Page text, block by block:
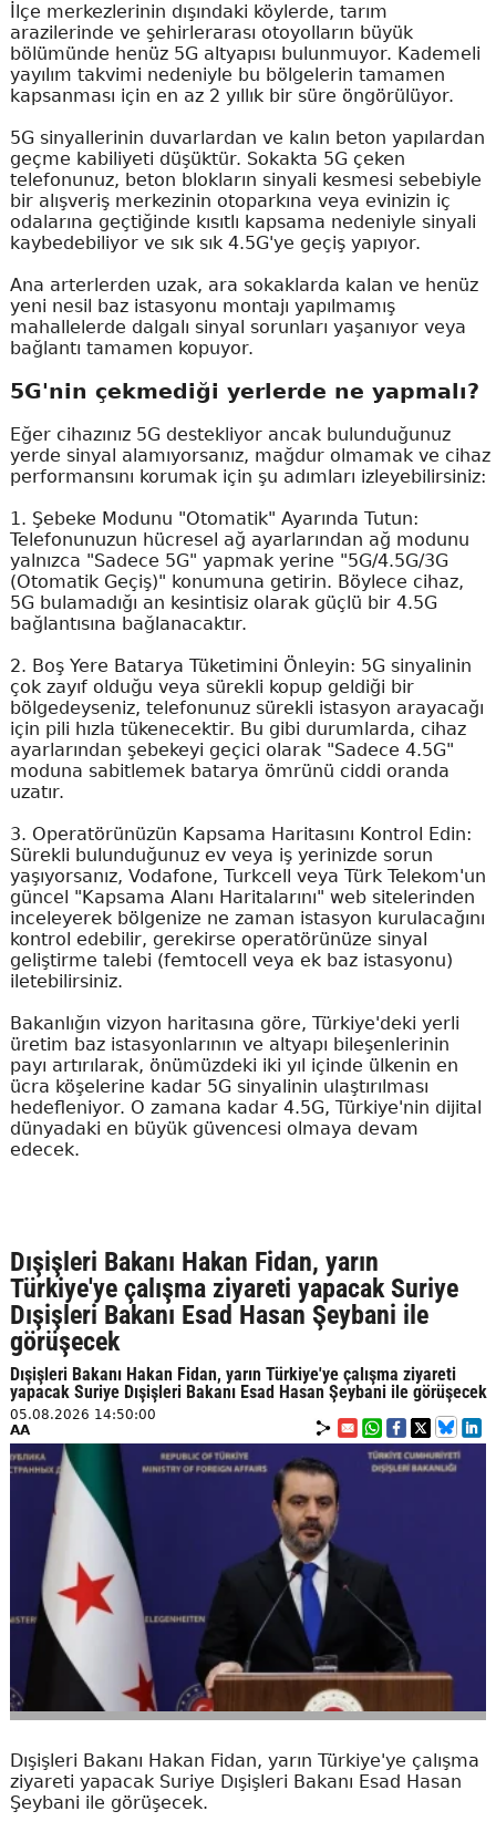
İlçe merkezlerinin dışındaki köylerde, tarım
arazilerinde ve şehirlerarası otoyolların büyük
bölümünde henüz 5G altyapısı bulunmuyor. Kademeli
yayılım takvimi nedeniyle bu bölgelerin tamamen
kapsanması için en az 2 yıllık bir süre öngörülüyor.
5G sinyallerinin duvarlardan ve kalın beton yapılardan
geçme kabiliyeti düşüktür. Sokakta 5G çeken
telefonunuz, beton blokların sinyali kesmesi sebebiyle
bir alışveriş merkezinin otoparkına veya evinizin iç
odalarına geçtiğinde kısıtlı kapsama nedeniyle sinyali
kaybedebiliyor ve sık sık 4.5G'ye geçiş yapıyor.
Ana arterlerden uzak, ara sokaklarda kalan ve henüz
yeni nesil baz istasyonu montajı yapılmamış
mahallelerde dalgalı sinyal sorunları yaşanıyor veya
bağlantı tamamen kopuyor.
5G'nin çekmediği yerlerde ne yapmalı?
Eğer cihazınız 5G destekliyor ancak bulunduğunuz
yerde sinyal alamıyorsanız, mağdur olmamak ve cihaz
performansını korumak için şu adımları izleyebilirsiniz:
1. Şebeke Modunu "Otomatik" Ayarında Tutun:
Telefonunuzun hücresel ağ ayarlarından ağ modunu
yalnızca "Sadece 5G" yapmak yerine "5G/4.5G/3G
(Otomatik Geçiş)" konumuna getirin. Böylece cihaz,
5G bulamadığı an kesintisiz olarak güçlü bir 4.5G
bağlantısına bağlanacaktır.
2. Boş Yere Batarya Tüketimini Önleyin: 5G sinyalinin
çok zayıf olduğu veya sürekli kopup geldiği bir
bölgedeyseniz, telefonunuz sürekli istasyon arayacağı
için pili hızla tükenecektir. Bu gibi durumlarda, cihaz
ayarlarından şebekeyi geçici olarak "Sadece 4.5G"
moduna sabitlemek batarya ömrünü ciddi oranda
uzatır.
3. Operatörünüzün Kapsama Haritasını Kontrol Edin:
Sürekli bulunduğunuz ev veya iş yerinizde sorun
yaşıyorsanız, Vodafone, Turkcell veya Türk Telekom'un
güncel "Kapsama Alanı Haritalarını" web sitelerinden
inceleyerek bölgenize ne zaman istasyon kurulacağını
kontrol edebilir, gerekirse operatörünüze sinyal
geliştirme talebi (femtocell veya ek baz istasyonu)
iletebilirsiniz.
Bakanlığın vizyon haritasına göre, Türkiye'deki yerli
üretim baz istasyonlarının ve altyapı bileşenlerinin
payı artırılarak, önümüzdeki iki yıl içinde ülkenin en
ücra köşelerine kadar 5G sinyalinin ulaştırılması
hedefleniyor. O zamana kadar 4.5G, Türkiye'nin dijital
dünyadaki en büyük güvencesi olmaya devam
edecek.
Dışişleri Bakanı Hakan Fidan, yarın
Türkiye'ye çalışma ziyareti yapacak Suriye
Dışişleri Bakanı Esad Hasan Şeybani ile
görüşecek
Dışişleri Bakanı Hakan Fidan, yarın Türkiye'ye çalışma ziyareti
yapacak Suriye Dışişleri Bakanı Esad Hasan Şeybani ile görüşecek
05.08.2026 14:50:00
AA
Dışişleri Bakanı Hakan Fidan, yarın Türkiye'ye çalışma
ziyareti yapacak Suriye Dışişleri Bakanı Esad Hasan
Şeybani ile görüşecek.